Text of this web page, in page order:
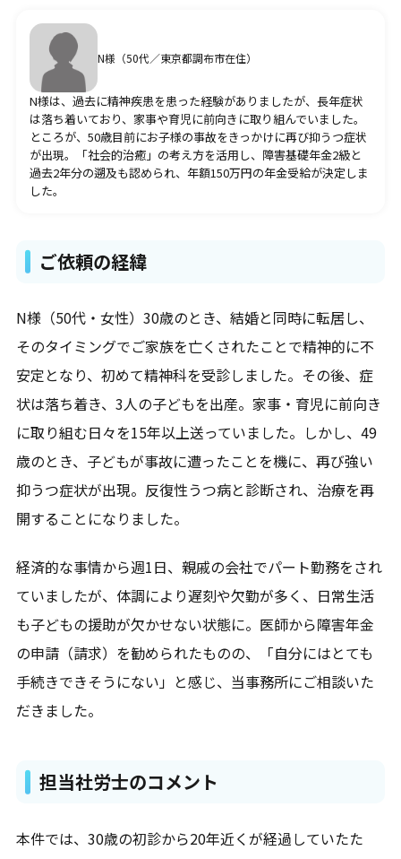
N様（50代／東京都調布市在住）
N様は、過去に精神疾患を患った経験がありましたが、長年症状
は落ち着いており、家事や育児に前向きに取り組んでいました。
ところが、50歳目前にお子様の事故をきっかけに再び抑うつ症状
が出現。「社会的治癒」の考え方を活用し、障害基礎年金2級と
過去2年分の遡及も認められ、年額150万円の年金受給が決定しま
した。
ご依頼の経緯
N様（50代・女性）30歳のとき、結婚と同時に転居し、
そのタイミングでご家族を亡くされたことで精神的に不
安定となり、初めて精神科を受診しました。その後、症
状は落ち着き、3人の子どもを出産。家事・育児に前向き
に取り組む日々を15年以上送っていました。しかし、49
歳のとき、子どもが事故に遭ったことを機に、再び強い
抑うつ症状が出現。反復性うつ病と診断され、治療を再
開することになりました。
経済的な事情から週1日、親戚の会社でパート勤務をされ
ていましたが、体調により遅刻や欠勤が多く、日常生活
も子どもの援助が欠かせない状態に。医師から障害年金
の申請（請求）を勧められたものの、「自分にはとても
手続きできそうにない」と感じ、当事務所にご相談いた
だきました。
担当社労士のコメント
本件では、30歳の初診から20年近くが経過していたた
うつ病
双極性障害・躁うつ病
統合失調症
ADHD・注意欠如多動症
ASD・自閉スペクトラム症
てんかん
知的障害
受給事例
統合失調症
てんかん
その他